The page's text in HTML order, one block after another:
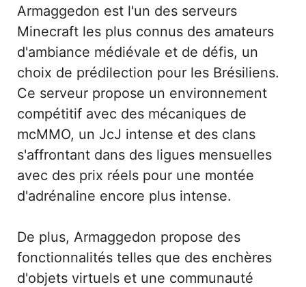
Armaggedon est l'un des serveurs
Minecraft les plus connus des amateurs
d'ambiance médiévale et de défis, un
choix de prédilection pour les Brésiliens.
Ce serveur propose un environnement
compétitif avec des mécaniques de
mcMMO, un JcJ intense et des clans
s'affrontant dans des ligues mensuelles
avec des prix réels pour une montée
d'adrénaline encore plus intense.
De plus, Armaggedon propose des
fonctionnalités telles que des enchères
d'objets virtuels et une communauté